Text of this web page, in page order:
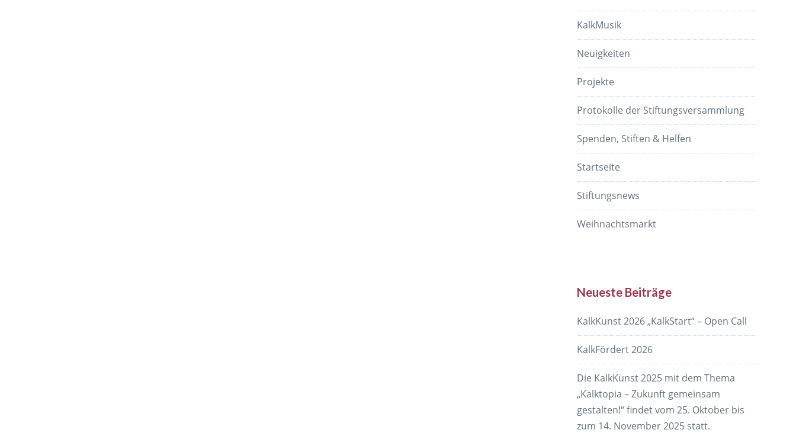
KalkMusik
Neuigkeiten
Projekte
Protokolle der Stiftungsversammlung
Spenden, Stiften & Helfen
Startseite
Stiftungsnews
Weihnachtsmarkt
Neueste Beiträge
KalkKunst 2026 „KalkStart“ – Open Call
KalkFördert 2026
Die KalkKunst 2025 mit dem Thema
„Kalktopia – Zukunft gemeinsam
gestalten!“ findet vom 25. Oktober bis
zum 14. November 2025 statt.